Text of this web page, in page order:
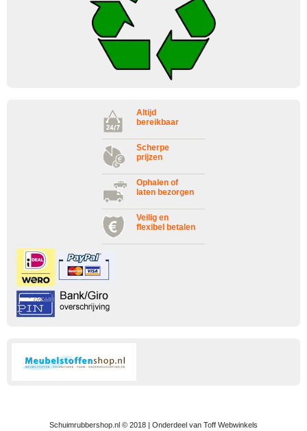
Altijd
bereikbaar
Scherpe
prijzen
Ophalen of
laten bezorgen
Veilig en
flexibel betalen
Schuimrubbershop.nl © 2018 | Onderdeel van Toff Webwinkels